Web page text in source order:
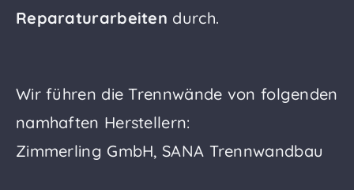
Reparaturarbeiten durch.
Wir führen die Trennwände von folgenden
namhaften Herstellern:
Zimmerling GmbH, SANA Trennwandbau